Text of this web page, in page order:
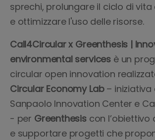
sprechi, prolungare il ciclo di
e ottimizzare l'uso delle risorse.
Call4Circular x Greenthesis |
environmental services è un
circular open innovation
Circular Economy Lab– iniziativa
Sanpaolo Innovation Center e
- per Greenthesis con l’obiettivo
e supportare progetti che